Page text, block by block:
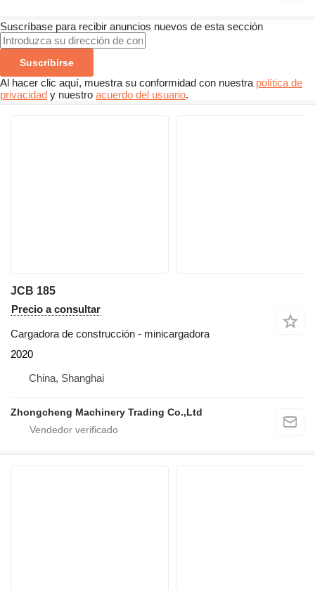
Suscríbase para recibir anuncios nuevos de esta sección
Suscribirse
Al hacer clic aquí, muestra su conformidad con nuestra política de
privacidad y nuestro acuerdo del usuario.
JCB 185
Precio a consultar
Cargadora de construcción - minicargadora
2020
China, Shanghai
Zhongcheng Machinery Trading Co.,Ltd